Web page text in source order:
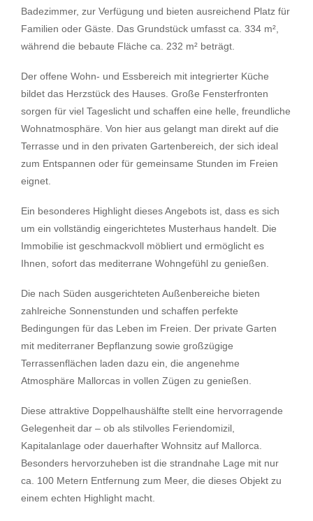
Badezimmer, zur Verfügung und bieten ausreichend Platz für
Familien oder Gäste. Das Grundstück umfasst ca. 334 m²,
während die bebaute Fläche ca. 232 m² beträgt.
Der offene Wohn- und Essbereich mit integrierter Küche
bildet das Herzstück des Hauses. Große Fensterfronten
sorgen für viel Tageslicht und schaffen eine helle, freundliche
Wohnatmosphäre. Von hier aus gelangt man direkt auf die
Terrasse und in den privaten Gartenbereich, der sich ideal
zum Entspannen oder für gemeinsame Stunden im Freien
eignet.
Ein besonderes Highlight dieses Angebots ist, dass es sich
um ein vollständig eingerichtetes Musterhaus handelt. Die
Immobilie ist geschmackvoll möbliert und ermöglicht es
Ihnen, sofort das mediterrane Wohngefühl zu genießen.
Die nach Süden ausgerichteten Außenbereiche bieten
zahlreiche Sonnenstunden und schaffen perfekte
Bedingungen für das Leben im Freien. Der private Garten
mit mediterraner Bepflanzung sowie großzügige
Terrassenflächen laden dazu ein, die angenehme
Atmosphäre Mallorcas in vollen Zügen zu genießen.
Diese attraktive Doppelhaushälfte stellt eine hervorragende
Gelegenheit dar – ob als stilvolles Feriendomizil,
Kapitalanlage oder dauerhafter Wohnsitz auf Mallorca.
Besonders hervorzuheben ist die strandnahe Lage mit nur
ca. 100 Metern Entfernung zum Meer, die dieses Objekt zu
einem echten Highlight macht.